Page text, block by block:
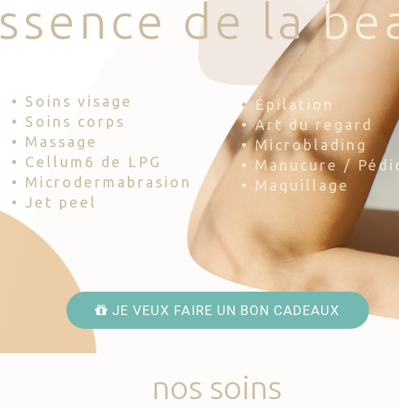
sse nce d e la be
• Soins visage
• Soins corps
• Massage
• Cellum6 de LPG
• Microdermabrasion
• Jet peel
• Épilation
• Art du regard
• Microblading
• Manucure /
• Maquillage
JE VEUX FAIRE UN BON CADEAUX
nos soins